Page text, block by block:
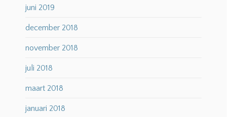
juni 2019
december 2018
november 2018
juli 2018
maart 2018
januari 2018